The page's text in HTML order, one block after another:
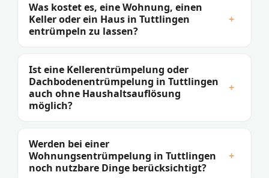
Was kostet es, eine Wohnung, einen
Keller oder ein Haus in Tuttlingen
entrümpeln zu lassen?
+
Ist eine Kellerentrümpelung oder
Dachbodenentrümpelung in Tuttlingen
auch ohne Haushaltsauflösung
möglich?
+
Werden bei einer
Wohnungsentrümpelung in Tuttlingen
noch nutzbare Dinge berücksichtigt?
+